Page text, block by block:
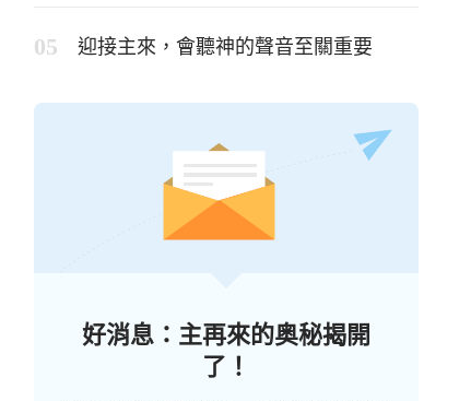
迎接主來，會聽神的聲音至關重要
好消息：主再來的奥秘揭開
了！